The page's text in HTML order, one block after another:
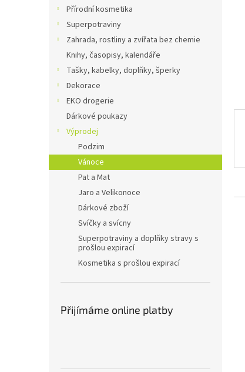
Přírodní kosmetika
Superpotraviny
Zahrada, rostliny a zvířata bez chemie
Knihy, časopisy, kalendáře
Tašky, kabelky, doplňky, šperky
Dekorace
EKO drogerie
Dárkové poukazy
Výprodej
Podzim
Vánoce
Pat a Mat
Jaro a Velikonoce
Dárkové zboží
Svíčky a svícny
Superpotraviny a doplňky stravy s
prošlou expirací
Kosmetika s prošlou expirací
Přijímáme online platby